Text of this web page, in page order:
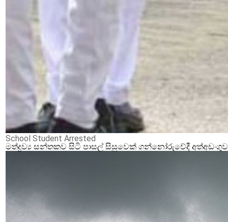
School Student Arrested
මත්ද්‍රව්‍ය සන්තකව සිටි පාසල් සිසුවෙක් ගන්නෝරුවේදී